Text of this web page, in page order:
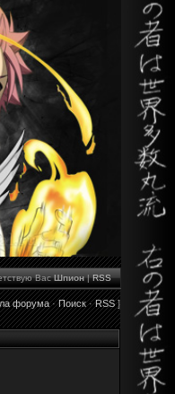
Вас Шпион|RSS
форума·Поиск·RSS]